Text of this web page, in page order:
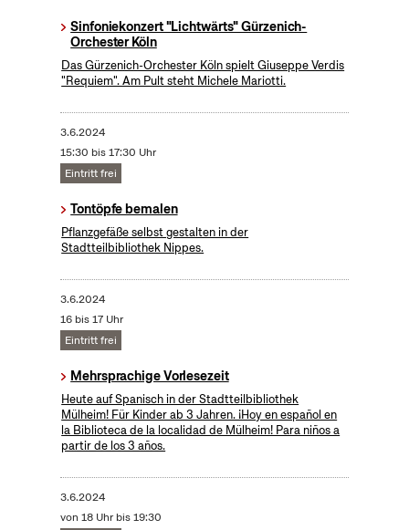
Sinfoniekonzert "Lichtwärts" Gürzenich-
Orchester Köln
Das Gürzenich-Orchester Köln spielt Giuseppe Verdis
"Requiem". Am Pult steht Michele Mariotti.
3.6.2024
15:30 bis 17:30 Uhr
Eintritt frei
Tontöpfe bemalen
Pflanzgefäße selbst gestalten in der
Stadtteilbibliothek Nippes.
3.6.2024
16 bis 17 Uhr
Eintritt frei
Mehrsprachige Vorlesezeit
Heute auf Spanisch in der Stadtteilbibliothek
Mülheim! Für Kinder ab 3 Jahren. ¡Hoy en español en
la Biblioteca de la localidad de Mülheim! Para niños a
partir de los 3 años.
3.6.2024
von 18 Uhr bis 19:30